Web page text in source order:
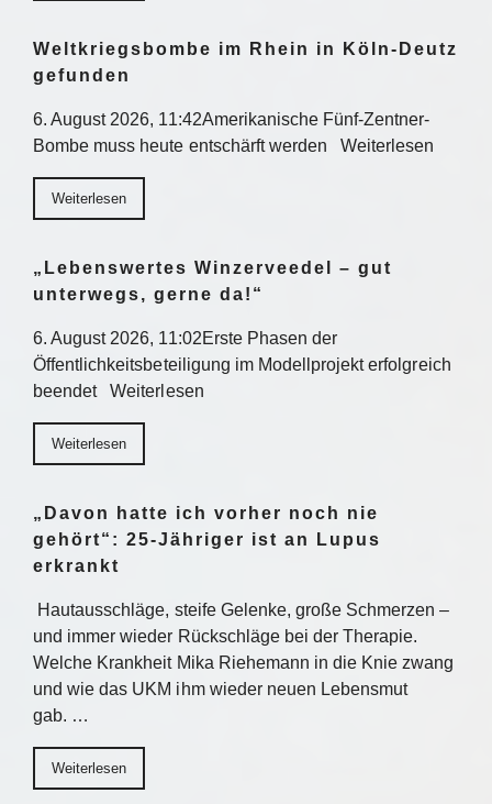
Weltkriegsbombe im Rhein in Köln-Deutz
gefunden
6. August 2026, 11:42Amerikanische Fünf-Zentner-
Bombe muss heute entschärft werden Weiterlesen
Weiterlesen
„Lebenswertes Winzerveedel – gut
unterwegs, gerne da!“
6. August 2026, 11:02Erste Phasen der
Öffentlichkeitsbeteiligung im Modellprojekt erfolgreich
beendet Weiterlesen
Weiterlesen
„Davon hatte ich vorher noch nie
gehört“: 25-Jähriger ist an Lupus
erkrankt
Hautausschläge, steife Gelenke, große Schmerzen –
und immer wieder Rückschläge bei der Therapie.
Welche Krankheit Mika Riehemann in die Knie zwang
und wie das UKM ihm wieder neuen Lebensmut
gab. …
Weiterlesen